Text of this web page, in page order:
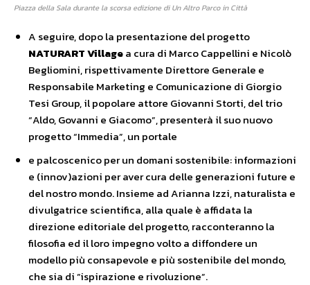
Piazza della Sala durante la scorsa edizione di Un Altro Parco in Città
A seguire, dopo la presentazione del progetto
NATURART Villagea cura di Marco Cappellini e Nicolò
Begliomini, rispettivamente Direttore Generale e
Responsabile Marketing e Comunicazione di Giorgio
Tesi Group, il popolare attore Giovanni Storti, del trio
“Aldo, Govanni e Giacomo”, presenterà il suo nuovo
progetto “Immedia”, un portale
e palcoscenico per un domani sostenibile: informazioni
e (innov)azioni per aver cura delle generazioni future e
del nostro mondo. Insieme ad Arianna Izzi, naturalista e
divulgatrice scientifica, alla quale è affidata la
direzione editoriale del progetto, racconteranno la
filosofia ed il loro impegno volto a diffondere un
modello più consapevole e più sostenibile del mondo,
che sia di ”ispirazione e rivoluzione”.